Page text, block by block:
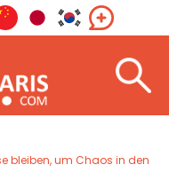
bleiben, um Chaos in den